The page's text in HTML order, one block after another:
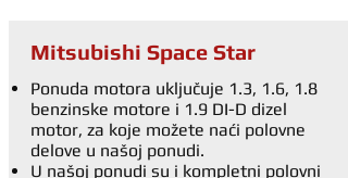
Mitsubishi Space Star
Ponuda motora uključuje 1.3, 1.6, 1.8
benzinske motore i 1.9 DI-D dizel
motor, za koje možete naći polovne
delove u našoj ponudi.
U našoj ponudi su i kompletni polovni